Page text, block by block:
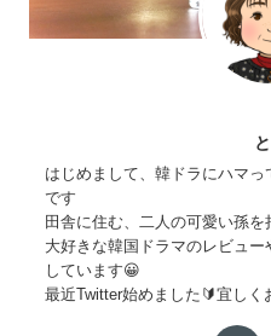
はじめまして、韓ドラにハマ
です
田舎に住む、二人の可愛い孫を
大好きな韓国ドラマのレビュ
しています😀
最近Twitter始めました🔰宜しく